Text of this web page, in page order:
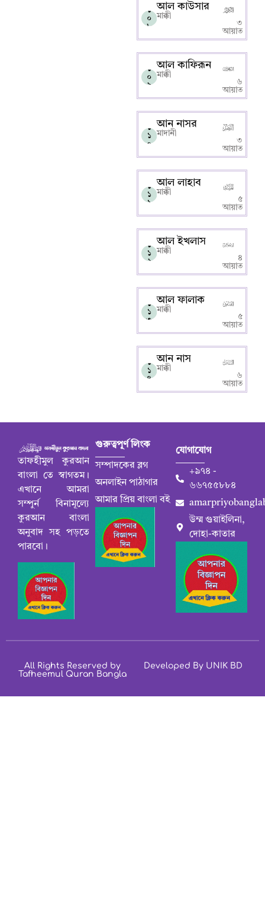
১
০
৮
আল কাউসার
মাক্কী
৩
আয়াত
১
০
৯
আল কাফিরূন
মাক্কী
৬
আয়াত
১
১
০
আন নাসর
মাদানী
৩
আয়াত
১
১
১
আল লাহাব
মাক্কী
৫
আয়াত
১
১
২
আল ইখলাস
মাক্কী
৪
আয়াত
১
১
৩
আল ফালাক
মাক্কী
৫
আয়াত
১
১
৪
আন নাস
মাক্কী
৬
আয়াত
তাফহীমুল কুরআন
বাংলা তে স্বাগতম।
এখানে আমরা
সম্পুর্ন বিনামূল্যে
কুরআন বাংলা
অনুবাদ সহ পড়তে
পারবো।
গুরুত্বপূর্ণ লিংক
সম্পাদকের ব্লগ
অনলাইন পাঠাগার
আমার প্রিয় বাংলা বই
যোগাযোগ
+৯৭৪ -
৬৬৭৫৫৮৮৪
উম্ম গুয়াইলিনা,
দোহা-কাতার
All Rights Reserved by
Tafheemul Quran Bangla
Developed By UNIK BD